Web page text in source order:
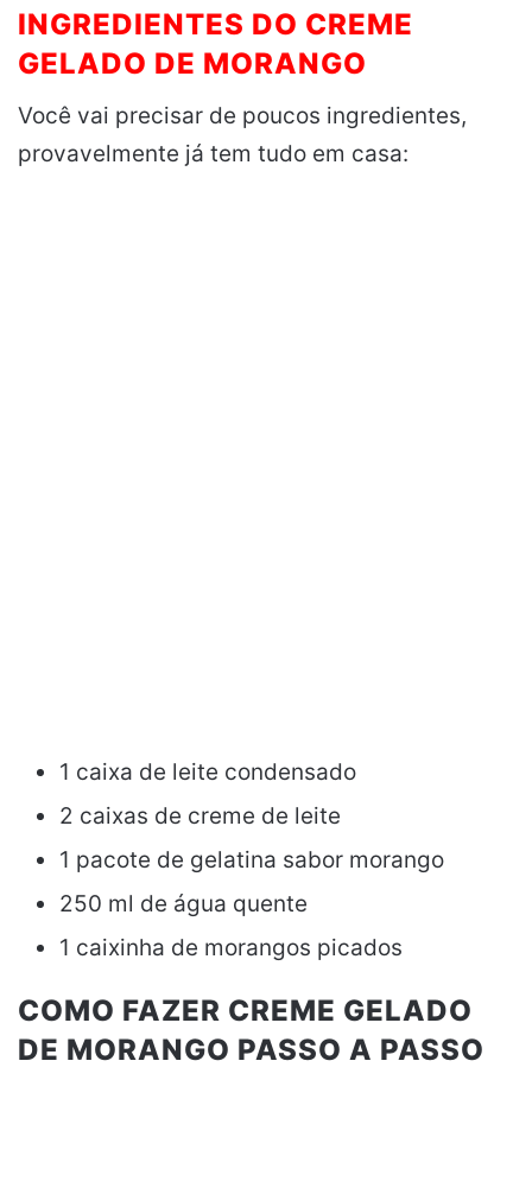
INGREDIENTES DO CREME
GELADO DE MORANGO
Você vai precisar de poucos ingredientes,
provavelmente já tem tudo em casa:
1 caixa de leite condensado
2 caixas de creme de leite
1 pacote de gelatina sabor morango
250 ml de água quente
1 caixinha de morangos picados
COMO FAZER CREME GELADO
DE MORANGO PASSO A PASSO